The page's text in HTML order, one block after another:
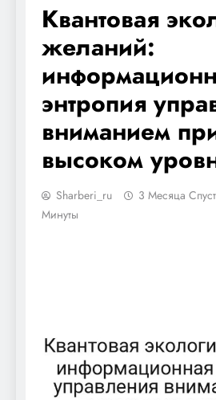
Квантовая
желаний:
энтропия
вниманием
высоком
Sharberi_ru 3 Месяца
Минуты